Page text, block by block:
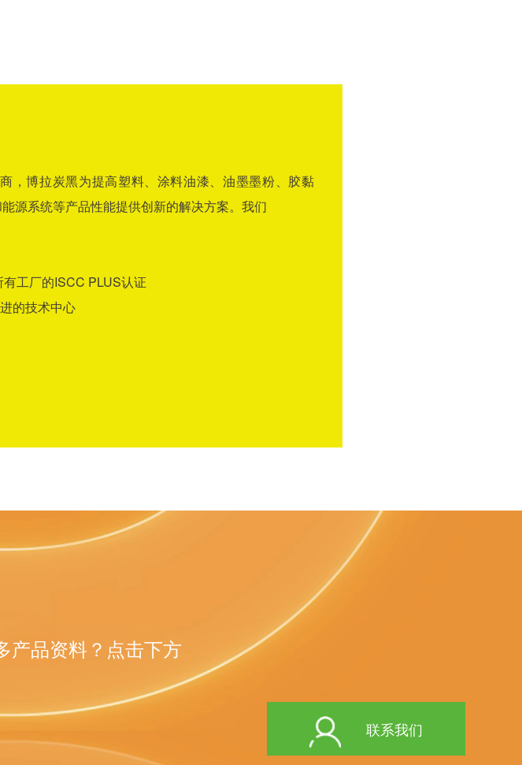
，博拉炭黑为提高塑料、涂料油漆、油墨墨粉、胶黏
源系统等产品性能提供创新的解决方案。我们
工厂的ISCC PLUS认证
的技术中心
产品资料？点击下方
联系我们